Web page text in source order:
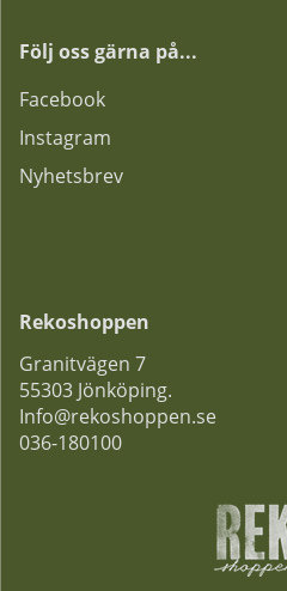
Följ oss gärna på...
Facebook
Instagram
Nyhetsbrev
Rekoshoppen
Granitvägen 7
55303 Jönköping.
Info@rekoshoppen.se
036-180100